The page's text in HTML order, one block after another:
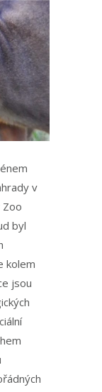
v
byl
kolem
jsou